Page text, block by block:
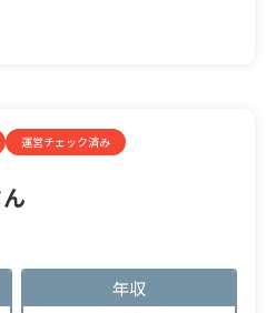
運営チェック済み
年収